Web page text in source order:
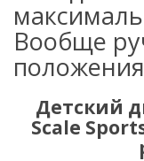
Вообще
Детский
Scale